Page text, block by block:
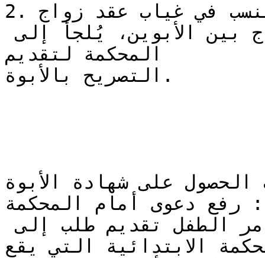
2. إثبات النسب في غياب عقد زواج
في حالات عدم توفر وثيقة الزواج بين الأبوين، يُلجأ إلى
المحكمة لتقديم
التصريح بالأبوة.
الحصول على شهادة الأبوة
رفع دعوى أمام المحكمة
يتوجب على الأب أو ولي أمر الطفل تقديم طلب إلى
الابتدائية التي يقع